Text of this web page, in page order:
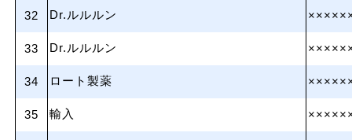
32 Dr.ルルルン
33 Dr.ルルルン
34 ロート製薬
35 輸入